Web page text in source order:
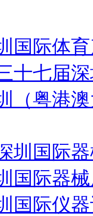
国际体
十七届
（粤港
圳国际
国际器
国际仪